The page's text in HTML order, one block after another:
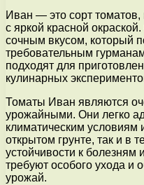
Иван — это сорт
с яркой красной
сочным вкусом, который
требовательным
подходят для
кулинарных
Томаты Иван являются
урожайными. Они легко
климатическим
открытом грунте, так и в
устойчивости к болезням
требуют особого ухода и
урожай.